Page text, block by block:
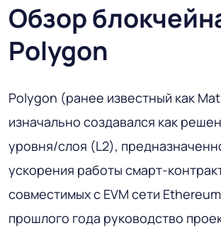
Обзор
Polygon
Polygon (ранее известный как
изначально создавался как
уровня/слоя (L2),
ускорения работы смарт-
совместимых с EVM сети
прошлого года руководство